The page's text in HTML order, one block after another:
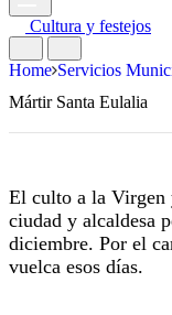
Cultura y festejos
Home Servicios
Mártir Santa Eulalia
El culto a la Virgen
ciudad y alcaldesa
diciembre. Por el
vuelca esos días.